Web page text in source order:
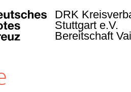
DRK
Stuttgart e.V.
Bereitschaft